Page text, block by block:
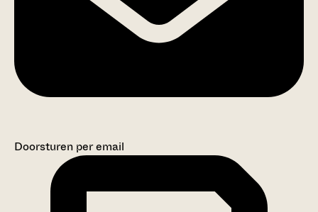
Doorsturen per email